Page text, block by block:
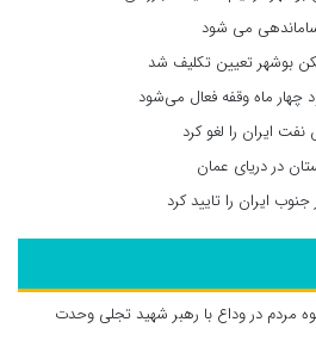
می‌ شود
بوشهر تعیین تکلیف شد
چهار ماه وقفه فعال می‌شود
ایران را لغو کرد
در دریای عمان
ایران را تایید کرد
مردم در وداع با رهبر شهید تجلی وحدت